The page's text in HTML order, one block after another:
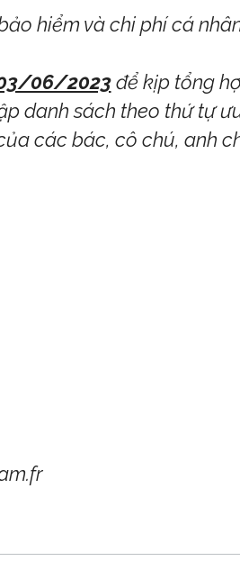
hiểm và chi phí cá
06/2023để kịp tổng
danh sách theo thứ tự
các bác, cô chú, anh